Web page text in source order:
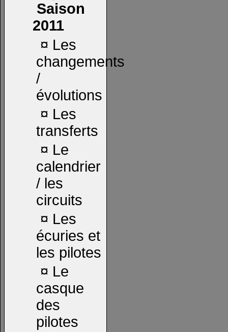
Saison
2011
¤ Les
changements
/
évolutions
¤ Les
transferts
¤ Le
calendrier
/ les
circuits
¤ Les
écuries et
les pilotes
¤ Le
casque
des
pilotes